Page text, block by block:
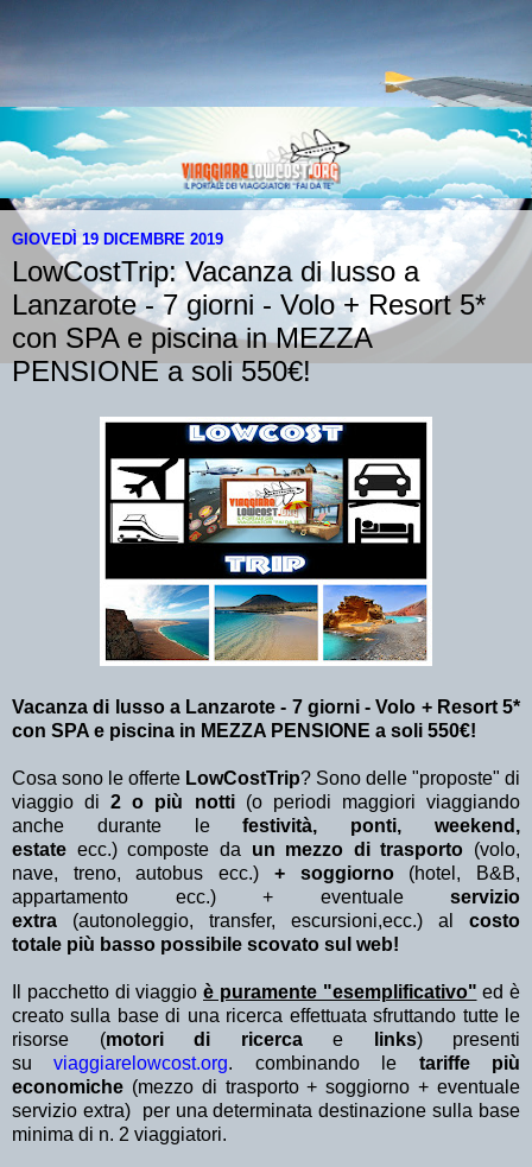
GIOVEDÌ 19 DICEMBRE 2019
LowCostTrip: Vacanza di lusso a
Lanzarote - 7 giorni - Volo + Resort 5*
con SPA e piscina in MEZZA
PENSIONE a soli 550€!
Vacanza di lusso a Lanzarote - 7 giorni - Volo + Resort 5*
con SPA e piscina in MEZZA PENSIONE a soli 550€!
Cosa sono le offerte LowCostTrip? Sono delle "proposte" di
viaggio di2 o più notti (o periodi maggiori viaggiando
anche durante lefestività, ponti, weekend,
estate ecc.) composte da un mezzo di trasporto (volo,
nave, treno, autobus ecc.) + soggiorno(hotel, B&B,
appartamento ecc.) + eventuale servizio
extra (autonoleggio, transfer, escursioni,ecc.) al costo
totale più basso possibile scovato sul web!
Il pacchetto di viaggio è puramente "esemplificativo" ed è
creato sulla base di una ricerca effettuata sfruttando tutte le
risorse (motori di ricerca e links) presenti
suviaggiarelowcost.org. combinando le tariffe più
economiche (mezzo di trasporto + soggiorno + eventuale
servizio extra)
per una determinata destinazione sulla base
minima di n. 2 viaggiatori.